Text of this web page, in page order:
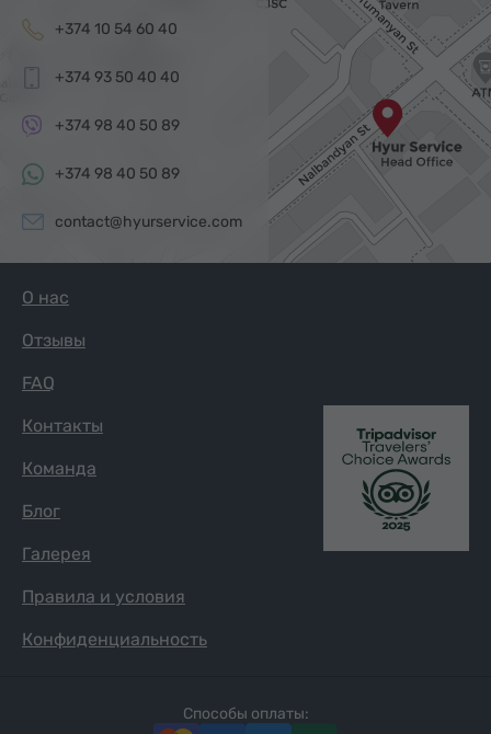
+374 10 54 60 40
+374 93 50 40 40
+374 98 40 50 89
+374 98 40 50 89
contact@hyurservice.com
О нас
Отзывы
FAQ
Контакты
Команда
Блог
Галерея
Правила и условия
Конфиденциальность
Способы оплаты: